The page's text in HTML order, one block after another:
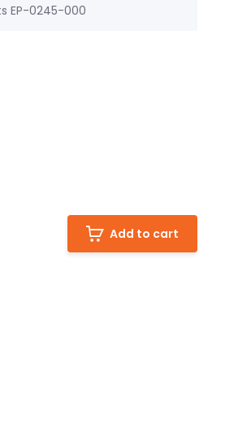
EP-0245-000
Add to cart